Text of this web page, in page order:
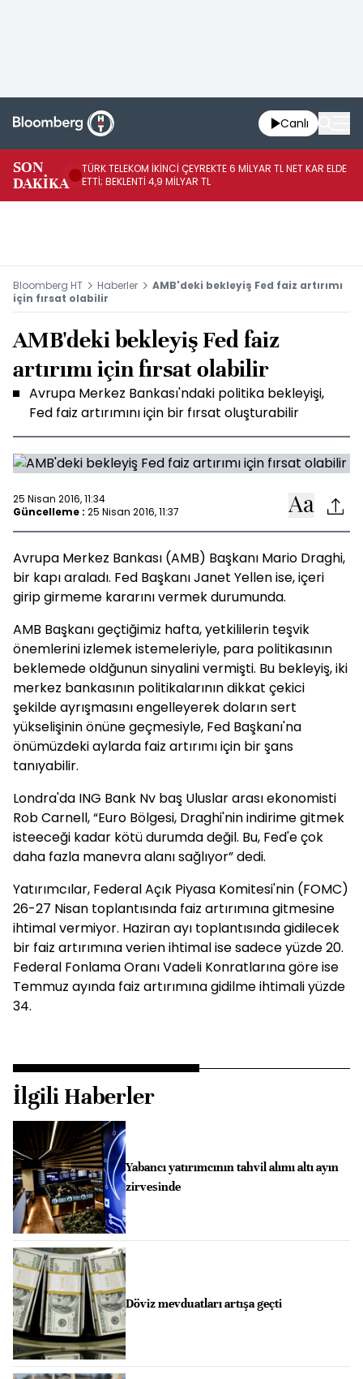
Canlı
SON
DAKİKA
TÜRK TELEKOM İKİNCİ ÇEYREKTE 6 MİLYAR TL NET KAR ELDE
ETTİ; BEKLENTİ 4,9 MİLYAR TL
Bloomberg HT Haberler
AMB'deki bekleyiş Fed faiz artırımı
için fırsat olabilir
AMB'deki bekleyiş Fed faiz
artırımı için fırsat olabilir
Avrupa Merkez Bankası'ndaki politika bekleyişi,
Fed faiz artırımını için bir fırsat oluşturabilir
25 Nisan 2016, 11:34
Güncelleme : 25 Nisan 2016, 11:37
Avrupa Merkez Bankası (AMB) Başkanı Mario Draghi,
bir kapı araladı. Fed Başkanı Janet Yellen ise, içeri
girip girmeme kararını vermek durumunda.
AMB Başkanı geçtiğimiz hafta, yetkililerin teşvik
önemlerini izlemek istemeleriyle, para politikasının
beklemede oldğunun sinyalini vermişti. Bu bekleyiş, iki
merkez bankasının politikalarının dikkat çekici
şekilde ayrışmasını engelleyerek doların sert
yükselişinin önüne geçmesiyle, Fed Başkanı'na
önümüzdeki aylarda faiz artırımı için bir şans
tanıyabilir.
Londra'da ING Bank Nv baş Uluslar arası ekonomisti
Rob Carnell, “Euro Bölgesi, Draghi'nin indirime gitmek
isteeceği kadar kötü durumda değil. Bu, Fed'e çok
daha fazla manevra alanı sağlıyor” dedi.
Yatırımcılar, Federal Açık Piyasa Komitesi'nin (FOMC)
26-27 Nisan toplantısında faiz artırımına gitmesine
ihtimal vermiyor. Haziran ayı toplantısında gidilecek
bir faiz artırımına verien ihtimal ise sadece yüzde 20.
Federal Fonlama Oranı Vadeli Konratlarına göre ise
Temmuz ayında faiz artırımına gidilme ihtimali yüzde
34.
İlgili Haberler
Yabancı yatırımcının tahvil alımı altı ayın
zirvesinde
Döviz mevduatları artışa geçti